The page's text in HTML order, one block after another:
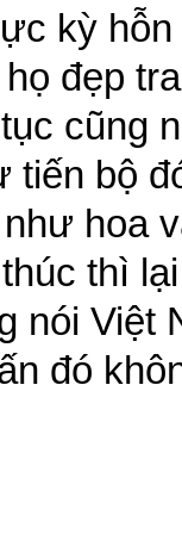
kỳ
đẹp
cũng
tiến bộ
hoa
thì
nói Việt
đó